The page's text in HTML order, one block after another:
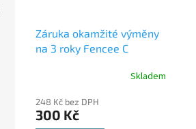
Záruka okamžité výměny
na 3 roky Fencee C
Skladem
248 Kč bez DPH
300 Kč